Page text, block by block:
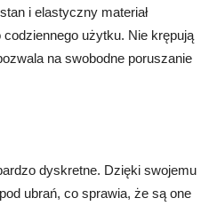
i elastyczny materiał
użytku. Nie krępują
na swobodne poruszanie
dyskretne. Dzięki swojemu
ubrań, co sprawia, że są one